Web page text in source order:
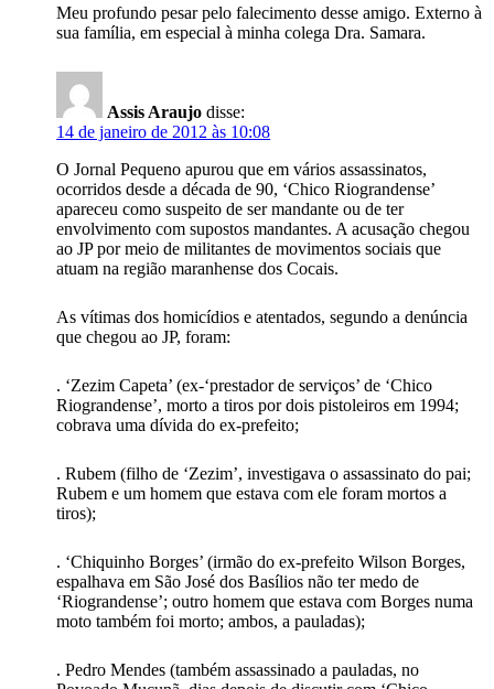
Meu profundo pesar pelo falecimento desse amigo. Externo à
sua família, em especial à minha colega Dra. Samara.
Assis Araujo disse:
14 de janeiro de 2012 às 10:08
O Jornal Pequeno apurou que em vários assassinatos,
ocorridos desde a década de 90, ‘Chico Riograndense’
apareceu como suspeito de ser mandante ou de ter
envolvimento com supostos mandantes. A acusação chegou
ao JP por meio de militantes de movimentos sociais que
atuam na região maranhense dos Cocais.
As vítimas dos homicídios e atentados, segundo a denúncia
que chegou ao JP, foram:
. ‘Zezim Capeta’ (ex-‘prestador de serviços’ de ‘Chico
Riograndense’, morto a tiros por dois pistoleiros em 1994;
cobrava uma dívida do ex-prefeito;
. Rubem (filho de ‘Zezim’, investigava o assassinato do pai;
Rubem e um homem que estava com ele foram mortos a
tiros);
. ‘Chiquinho Borges’ (irmão do ex-prefeito Wilson Borges,
espalhava em São José dos Basílios não ter medo de
‘Riograndense’; outro homem que estava com Borges numa
moto também foi morto; ambos, a pauladas);
. Pedro Mendes (também assassinado a pauladas, no